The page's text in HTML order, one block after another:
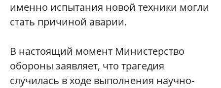
именно испытания новой техники могли
стать причиной аварии.
В настоящий момент Министерство
обороны заявляет, что трагедия
случилась в ходе выполнения научно-